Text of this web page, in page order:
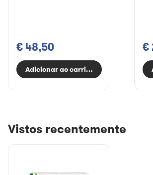
€ 48,50
Adicionar ao carrinho
€
Vistos recentemente